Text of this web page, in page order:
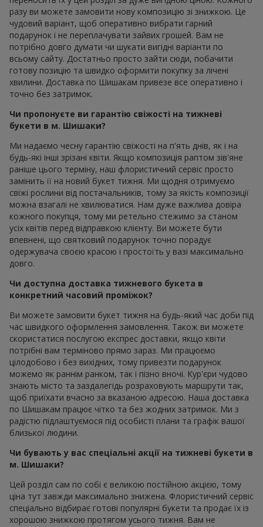
разу ви можете замовити нову композицію зі знижкою. Це
чудовий варіант, щоб оперативно вибрати гарний
подарунок і не переплачувати зайвих грошей. Вам не
потрібно довго думати чи шукати вигідні варіанти по
всьому сайту. Достатньо просто зайти сюди, побачити
готову позицію та швидко оформити покупку за лічені
хвилини. Доставка по Шишакам привезе все оперативно і
точно без затримок.
Чи пропонуєте ви гарантію свіжості на тижневі
букети в м. Шишаки?
Ми надаємо чесну гарантію свіжості на п'ять днів, як і на
будь-які інші зрізані квіти. Якщо композиція раптом зів'яне
раніше цього терміну, наш флористичний сервіс просто
замінить її на новий букет тижня. Ми щодня отримуємо
свіжі рослини від постачальників, тому за якість композиції
можна взагалі не хвилюватися. Нам дуже важлива довіра
кожного покупця, тому ми ретельно стежимо за станом
усіх квітів перед відправкою клієнту. Ви можете бути
впевнені, що святковий подарунок точно порадує
одержувача своєю красою і простоїть у вазі максимально
довго.
Чи доступна доставка тижневого букета в
конкретний часовий проміжок?
Ви можете замовити букет тижня на будь-який час доби під
час швидкого оформлення замовлення. Також ви можете
скористатися послугою експрес доставки, якщо квіти
потрібні вам терміново прямо зараз. Ми працюємо
цілодобово і без вихідних, тому привезти подарунок
можемо як раннім ранком, так і пізно вночі. Кур'єри чудово
знають місто та заздалегідь розраховують маршрути так,
щоб приїхати вчасно за вказаною адресою. Наша доставка
по Шишакам працює чітко та без жодних затримок. Ми з
радістю підлаштуємося під особисті плани та графік вашої
близької людини.
Чи бувають у вас спеціальні акції на тижневі букети в
м. Шишаки?
Цей розділ сам по собі є великою постійною акцією, тому
ціна тут завжди максимально знижена. Флористичний сервіс
спеціально відбирає готові популярні букети та продає їх із
хорошою знижкою протягом усього тижня. Вам не